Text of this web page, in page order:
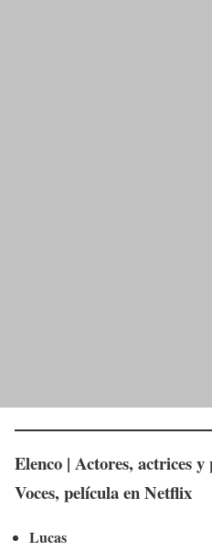
Elenco | Actores, actrices y
Voces, película en Netflix
Lucas